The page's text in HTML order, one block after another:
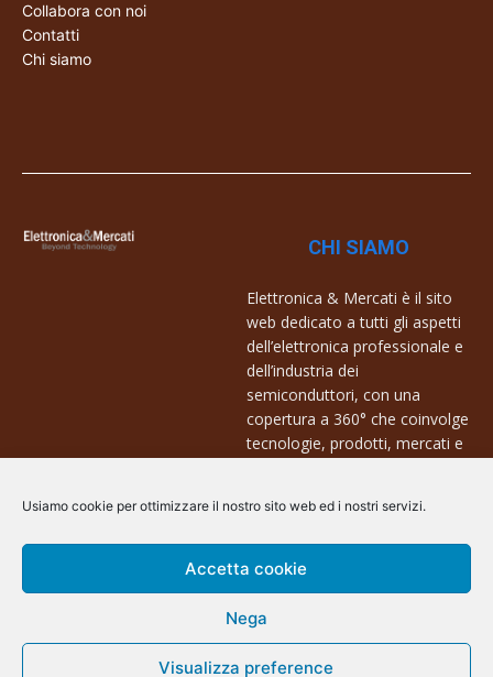
Usiamo cookie per ottimizzare il nostro sito web ed i nostri servizi.
Accetta cookie
Nega
Visualizza preference
Collabora con noi
Contatti
Chi siamo
CHI SIAMO
Elettronica & Mercati è il sito
web dedicato a tutti gli aspetti
dell’elettronica professionale e
dell’industria dei
semiconduttori, con una
copertura a 360° che coinvolge
tecnologie, prodotti, mercati e
Contatti:
info@arscommunication.it
@ArsCommunication 2023